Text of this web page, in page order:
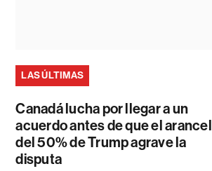
LAS ÚLTIMAS
Canadá lucha por llegar a un
acuerdo antes de que el arancel
del 50% de Trump agrave la
disputa